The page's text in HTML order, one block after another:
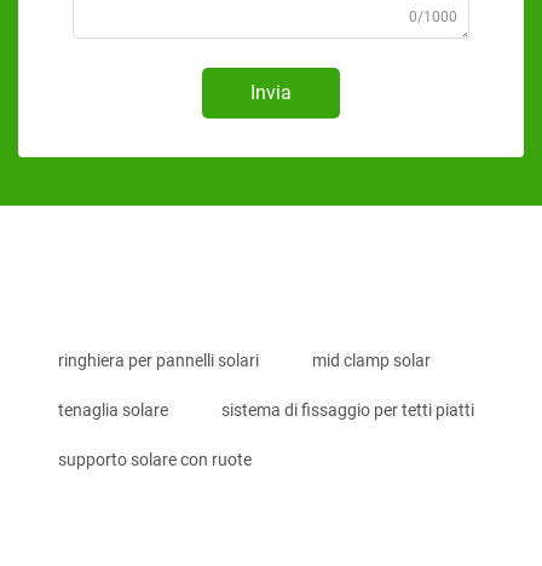
0/1000
Invia
ringhiera per pannelli solari mid clamp solar
tenaglia solare sistema di fissaggio per tetti piatti
supporto solare con ruote